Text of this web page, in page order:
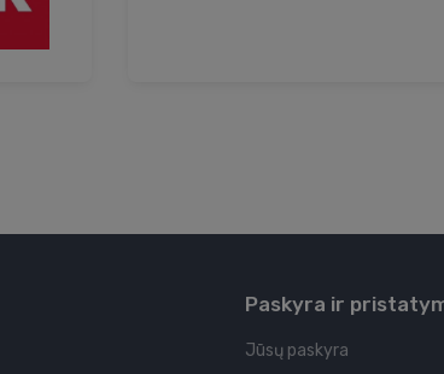
Paskyra ir
Jūsų paskyra